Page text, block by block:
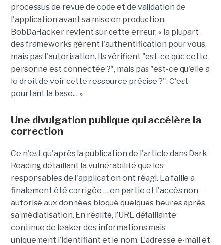
processus de revue de code et de validation de
l'application avant sa mise en production.
BobDaHacker revient sur cette erreur, « la plupart
des frameworks gèrent l'authentification pour vous,
mais pas l'autorisation. Ils vérifient "est-ce que cette
personne est connectée ?", mais pas "est-ce qu'elle a
le droit de voir cette ressource précise ?". C'est
pourtant la base… »
Une divulgation publique qui accélère la
correction
Ce n'est qu'après la publication de l'article dans Dark
Reading détaillant la vulnérabilité que les
responsables de l'application ont réagi. La faille a
finalement été corrigée … en partie et l'accès non
autorisé aux données bloqué quelques heures après
sa médiatisation. En réalité, l’URL défaillante
continue de leaker des informations mais
uniquement l’identifiant et le nom. L’adresse e-mail et